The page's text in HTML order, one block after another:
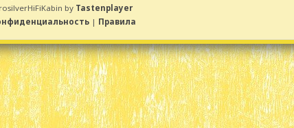
by Tastenplayer
| Правила